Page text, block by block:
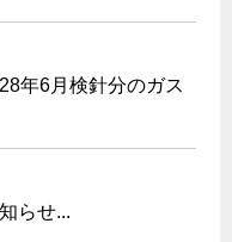
年6月検針分のガス
らせ...